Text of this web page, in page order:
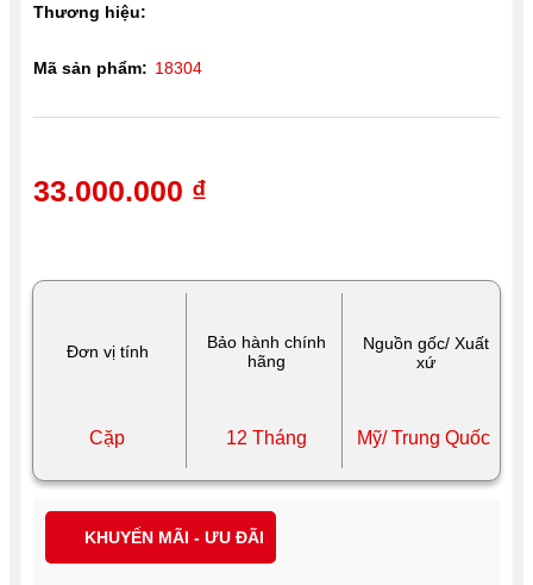
Đơn vị tính
Bảo hành chính
hãng
Nguồn gốc/ Xuất
xứ
Cặp 12 Tháng Mỹ/ Trung Quốc
33.000.000 ₫
Thương hiệu:
Mã sản phẩm: 18304
KHUYẾN MÃI - ƯU ĐÃI